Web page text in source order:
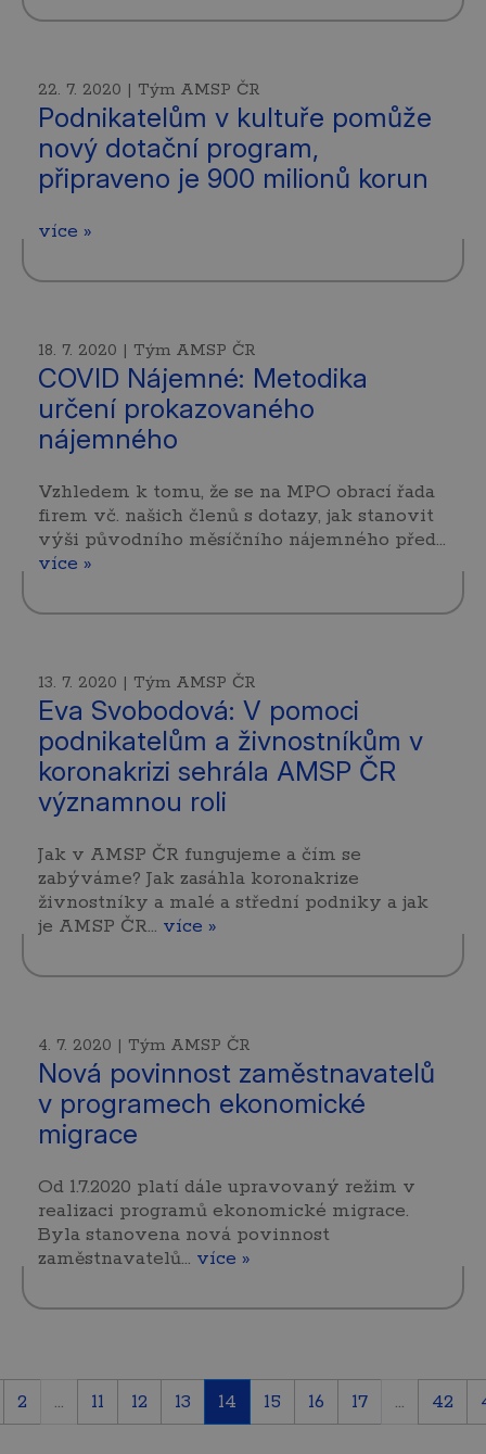
22. 7. 2020 | Tým AMSP ČR
Podnikatelům v kultuře pomůže
nový dotační program,
připraveno je 900 milionů korun
více »
18. 7. 2020 | Tým AMSP ČR
COVID Nájemné: Metodika
určení prokazovaného
nájemného
Vzhledem k tomu, že se na MPO obrací řada
firem vč. našich členů s dotazy, jak stanovit
výši původního měsíčního nájemného před…
více »
13. 7. 2020 | Tým AMSP ČR
Eva Svobodová: V pomoci
podnikatelům a živnostníkům v
koronakrizi sehrála AMSP ČR
významnou roli
Jak v AMSP ČR fungujeme a čím se
zabýváme? Jak zasáhla koronakrize
živnostníky a malé a střední podniky a jak
je AMSP ČR… více »
4. 7. 2020 | Tým AMSP ČR
Nová povinnost zaměstnavatelů
v programech ekonomické
migrace
Od 1.7.2020 platí dále upravovaný režim v
realizaci programů ekonomické migrace.
Byla stanovena nová povinnost
zaměstnavatelů… více »
2 ... 11 12 13 14 15 16 17 ... 42